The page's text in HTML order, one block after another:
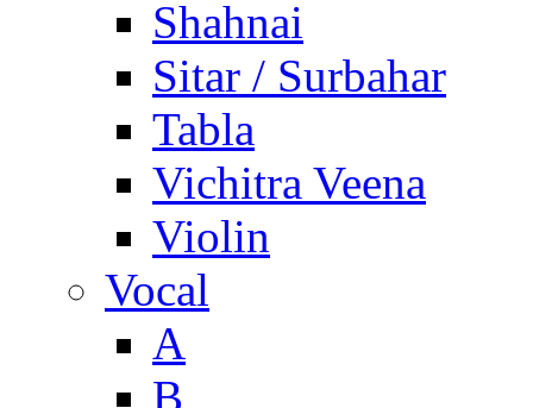
Shahnai
Sitar / Surbahar
Tabla
Vichitra Veena
Violin
Vocal
A
B